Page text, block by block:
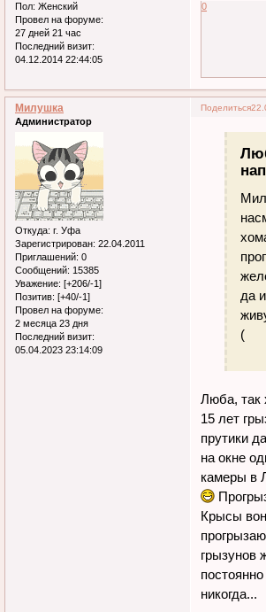
Пол: Женский
Провел на форуме:
27 дней 21 час
Последний визит:
04.12.2014 22:44:05
0
Поделиться
Милушка
Администратор
Откуда: г. Уфа
Зарегистрирован: 22.04.2011
Приглашений: 0
Сообщений: 15385
Уважение: [+206/-1]
Позитив: [+40/-1]
Провел на форуме:
2 месяца 23 дня
Последний визит:
05.04.2023 23:14:09
да
(
Люба, так
15 лет
прутики
на окне
камеры в
Крысы
грызунов
никогда...